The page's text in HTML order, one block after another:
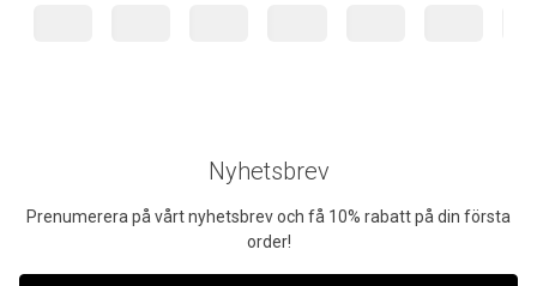
Nyhetsbrev
Prenumerera på vårt nyhetsbrev och få 10% rabatt på din första
order!